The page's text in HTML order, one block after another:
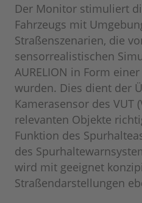
Der Monitor stimuliert
Fahrzeugs mit
Straßenszenarien, die
sensorrealistischen
AURELION in Form
wurden. Dies dient der
Kamerasensor des VUT
relevanten Objekte
Funktion des
des
wird mit geeignet
Straßendarstellungen